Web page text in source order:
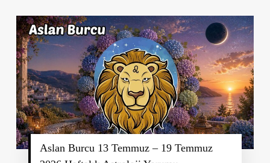
Aslan Burcu 13 Temmuz – 19 Temmuz